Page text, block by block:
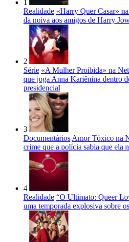
1
Realidade «Harry Quer Casar»
da noiva aos amigos de Harry
2
Série «A Mulher Proibida» na
que joga Anna Kariênina dentro
presidencial
3
Documentários Amor Tóxico na
crime que a polícia sabia que ela
4
Realidade “O Ultimato: Queer
uma temporada explosiva sobre